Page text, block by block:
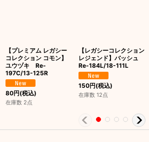
【プレミアム レガシー
コレクション コモン】
ユウヅキ Re-
197C/13-125R
80円(税込)
在庫数 2点
【レガシーコレクション
レジェンド】バッシュ
Re-184L/18-111L
150円(税込)
在庫数 12点